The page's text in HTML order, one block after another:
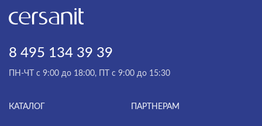
8 495 134 39 39
ПН-ЧТ с 9:00 до 18:00, ПТ с 9:00 до 15:30
КАТАЛОГ ПАРТНЕРАМ